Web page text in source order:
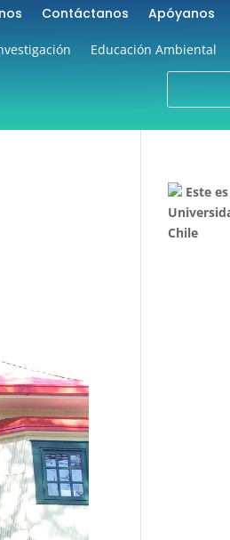
Contáctanos Apóyanos
Educación Ambiental
Este
Chile